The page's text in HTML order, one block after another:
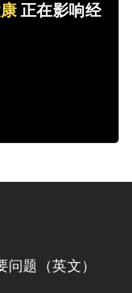
正在影响经
题（英文）